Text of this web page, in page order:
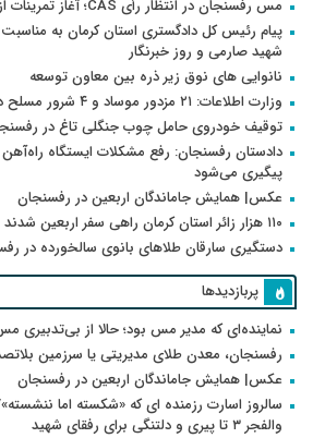
مس رفسنجان در انتظار رأی CAS؛ آغاز تمرینات از هفته آینده
شهید صارمی و روز خبرنگار
نانوایی های نوق زیر ذره بین معاون توسعه
وزارت اطلاعات: ۲۱ مزدور موساد و ۴ شرور مسلح در کرمان بازداشت شدند
توقیف خودروی حامل چوب جنگلی تاغ در
دادستان رفسنجان: رفع مشکلات ایستگاه راه‌آهن
پیگیری می‌شود
عکس| همایش جاماندگان اربعین در رفسنجان
۱۱۰ هزار زائر استان کرمان راهی سفر اربعین شدند
دستگیری سارقان طلاهای بانوی سالخورده در
پربازدیدها
نماینده‌ای که مدیر مس بود؛ حالا از بی‌تدبیری
رفسنجان، معدن طلای مدیریتی یا سرزمین
عکس| همایش جاماندگان اربعین در رفسنجان
سالروز اسارت رزمنده ای که «شکسته اما
والفجر ۳ تا پیری و دلتنگی برای رفقای شهید